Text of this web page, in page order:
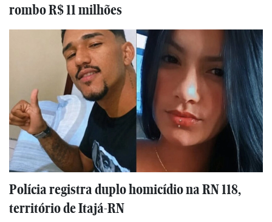
rombo R$ 11 milhões
Polícia registra duplo homicídio na RN 118,
território de Itajá-RN